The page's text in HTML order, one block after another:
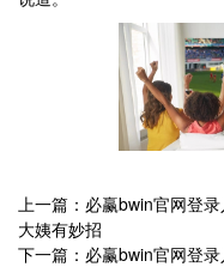
上一篇：必赢bwin官网登
大姨有妙招
下一篇：必赢bwin官网登